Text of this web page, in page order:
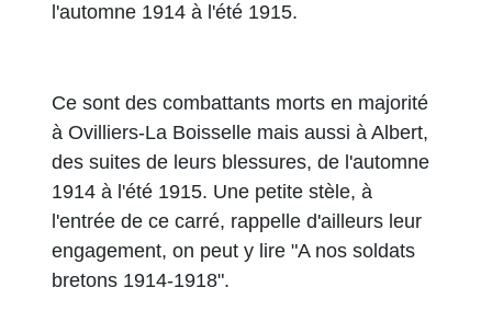
l'automne 1914 à l'été 1915.
Ce sont des combattants morts en majorité
à Ovilliers-La Boisselle mais aussi à Albert,
des suites de leurs blessures, de l'automne
1914 à l'été 1915. Une petite stèle, à
l'entrée de ce carré, rappelle d'ailleurs leur
engagement, on peut y lire "A nos soldats
bretons 1914-1918".